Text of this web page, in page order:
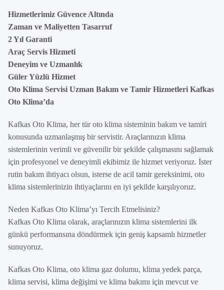
Hizmetlerimiz Güvence Altında
Zaman ve Maliyetten Tasarruf
2 Yıl Garanti
Araç Servis Hizmeti
Deneyim ve Uzmanlık
Güler Yüzlü Hizmet
Oto Klima Servisi Uzman Bakım ve Tamir Hizmetleri Kafkas
Oto Klima’da
Kafkas Oto Klima, her tür oto klima sisteminin bakım ve tamiri
konusunda uzmanlaşmış bir servistir. Araçlarınızın klima
sistemlerinin verimli ve güvenilir bir şekilde çalışmasını sağlamak
için profesyonel ve deneyimli ekibimiz ile hizmet veriyoruz. İster
rutin bakım ihtiyacı olsun, isterse de acil tamir gereksinimi, oto
klima sistemlerinizin ihtiyaçlarını en iyi şekilde karşılıyoruz.
Neden Kafkas Oto Klima’yı Tercih Etmelisiniz?
Kafkas Oto Klima olarak, araçlarınızın klima sistemlerini ilk
günkü performansına döndürmek için geniş kapsamlı hizmetler
sunuyoruz.
Kafkas Oto Klima, oto klima gaz dolumu, klima yedek parça,
klima servisi, klima değişimi ve klima bakımı için mevcut ve